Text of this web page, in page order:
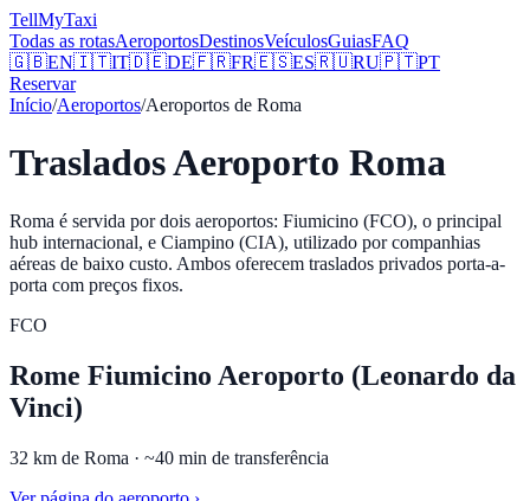
TellMyTaxi
Todas as rotasAeroportosDestinosVeículosGuiasFAQ
🇬🇧EN🇮🇹IT🇩🇪DE🇫🇷FR🇪🇸ES🇷🇺RU🇵🇹PT
Reservar
Início/Aeroportos/Aeroportos de Roma
Traslados Aeroporto Roma
Roma é servida por dois aeroportos: Fiumicino (FCO), o principal
hub internacional, e Ciampino (CIA), utilizado por companhias
aéreas de baixo custo. Ambos oferecem traslados privados porta-a-
porta com preços fixos.
FCO
Rome Fiumicino Aeroporto (Leonardo da
Vinci)
32 km de Roma · ~40 min de transferência